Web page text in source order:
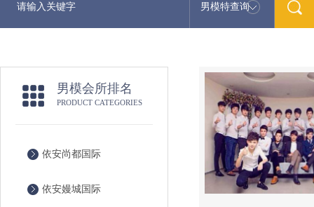
男模特查询
男模会所排名
PRODUCT CATEGORIES
依安尚都国际
依安嫚城国际